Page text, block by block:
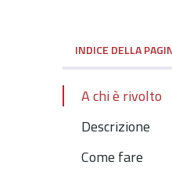
INDICE DELLA
A chi è rivolto
Descrizione
Come fare